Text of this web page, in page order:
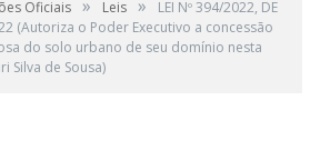
Oficiais » Leis »
LEI Nº 394/2022, DE
(Autoriza o Poder Executivo a concessão
do solo urbano de seu domínio nesta
Silva de Sousa)